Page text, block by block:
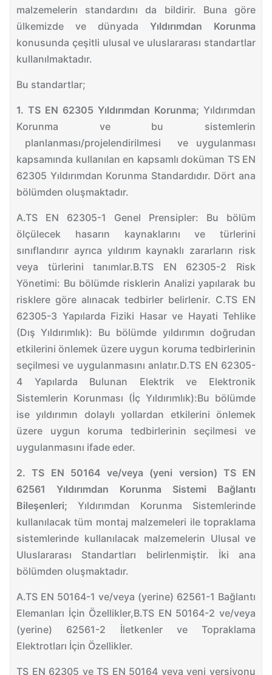
malzemelerin standardını da bildirir. Buna göre
ülkemizde ve dünyada Yıldırımdan Korunma
konusunda çeşitli ulusal ve uluslararası standartlar
kullanılmaktadır.
Bu standartlar;
1. TS EN 62305 Yıldırımdan Korunma; Yıldırımdan
Korunma ve bu sistemlerin
planlanması/projelendirilmesi ve uygulanması
kapsamında kullanılan en kapsamlı doküman TS EN
62305 Yıldırımdan Korunma Standardıdır. Dört ana
bölümden oluşmaktadır.
A.TS EN 62305-1 Genel Prensipler: Bu bölüm
ölçülecek hasarın kaynaklarını ve türlerini
sınıflandırır ayrıca yıldırım kaynaklı zararların risk
veya türlerini tanımlar.B.TS EN 62305-2 Risk
Yönetimi: Bu bölümde risklerin Analizi yapılarak bu
risklere göre alınacak tedbirler belirlenir. C.TS EN
62305-3 Yapılarda Fiziki Hasar ve Hayati Tehlike
(Dış Yıldırımlık): Bu bölümde yıldırımın doğrudan
etkilerini önlemek üzere uygun koruma tedbirlerinin
seçilmesi ve uygulanmasını anlatır.D.TS EN 62305-
4 Yapılarda Bulunan Elektrik ve Elektronik
Sistemlerin Korunması (İç Yıldırımlık):Bu bölümde
ise yıldırımın dolaylı yollardan etkilerini önlemek
üzere uygun koruma tedbirlerinin seçilmesi ve
uygulanmasını ifade eder.
2. TS EN 50164 ve/veya (yeni version) TS EN
62561 Yıldırımdan Korunma Sistemi Bağlantı
Bileşenleri; Yıldırımdan Korunma Sistemlerinde
kullanılacak tüm montaj malzemeleri ile topraklama
sistemlerinde kullanılacak malzemelerin Ulusal ve
Uluslararası Standartları belirlenmiştir. İki ana
bölümden oluşmaktadır.
A.TS EN 50164-1 ve/veya (yerine) 62561-1 Bağlantı
Elemanları İçin Özellikler,B.TS EN 50164-2 ve/veya
(yerine) 62561-2 İletkenler ve Topraklama
Elektrotları İçin Özellikler.
TS EN 62305 ve TS EN 50164 veya yeni versiyonu